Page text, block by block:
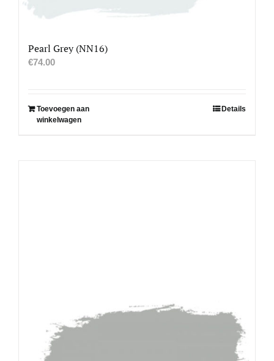
Pearl Grey (NN16)
€74.00
Toevoegen aan
winkelwagen
Details